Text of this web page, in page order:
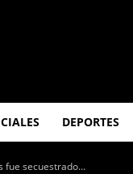
DEPORTES
fue secuestrado...